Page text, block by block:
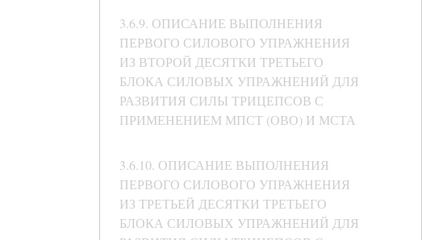
3.6.9. ОПИСАНИЕ ВЫПОЛНЕНИЯ
ПЕРВОГО СИЛОВОГО УПРАЖНЕНИЯ
ИЗ ВТОРОЙ ДЕСЯТКИ ТРЕТЬЕГО
БЛОКА СИЛОВЫХ УПРАЖНЕНИЙ ДЛЯ
РАЗВИТИЯ СИЛЫ ТРИЦЕПСОВ С
ПРИМЕНЕНИЕМ МПСТ (ОВО) И МСТА
3.6.10. ОПИСАНИЕ ВЫПОЛНЕНИЯ
ПЕРВОГО СИЛОВОГО УПРАЖНЕНИЯ
ИЗ ТРЕТЬЕЙ ДЕСЯТКИ ТРЕТЬЕГО
БЛОКА СИЛОВЫХ УПРАЖНЕНИЙ ДЛЯ